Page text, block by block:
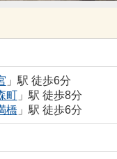
」駅 徒歩6分
町」駅 徒歩8分
橋 」駅 徒歩6分